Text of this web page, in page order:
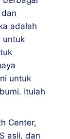
adalah
untuk
untuk
Itulah
Center,
asli, dan